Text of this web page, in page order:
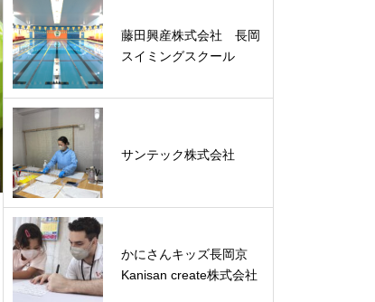
藤田興産株式会社 長岡
スイミングスクール
サンテック株式会社
かにさんキッズ長岡京
Kanisan create株式会社